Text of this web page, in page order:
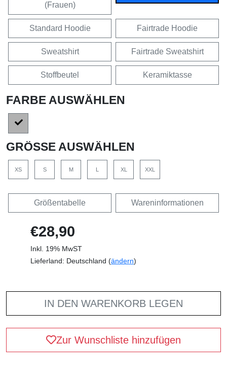
(Frauen)
Standard Hoodie Fairtrade Hoodie
Sweatshirt Fairtrade Sweatshirt
Stoffbeutel Keramiktasse
FARBE AUSWÄHLEN
GRÖSSE AUSWÄHLEN
XS S M XL XXL
Größentabelle Wareninformationen
€28,90
Inkl. 19% MwST
Lieferland: Deutschland (ändern)
IN DEN WARENKORB LEGEN
Zur Wunschliste hinzufügen